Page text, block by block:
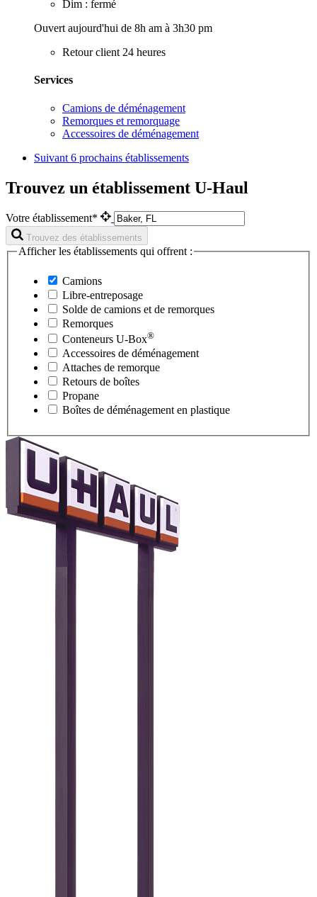
Dim : fermé
Ouvert aujourd'hui de 8h am à 3h30 pm
Retour client 24 heures
Services
Camions de déménagement
Remorques et remorquage
Accessoires de déménagement
Suivant 6 prochains établissements
Trouvez un établissement U-Haul
Votre établissement*
Trouvez des établissements
Afficher les établissements qui offrent :
Camions
Libre-entreposage
Solde de camions et de remorques
Remorques
Conteneurs U-Box®
Accessoires de déménagement
Attaches de remorque
Retours de boîtes
Propane
Boîtes de déménagement en plastique